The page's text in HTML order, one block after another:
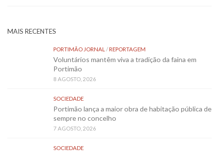
MAIS RECENTES
PORTIMÃO JORNAL /REPORTAGEM
Voluntários mantêm viva a tradição da faina em
Portimão
8 AGOSTO, 2026
SOCIEDADE
Portimão lança a maior obra de habitação pública de
sempre no concelho
7 AGOSTO, 2026
SOCIEDADE